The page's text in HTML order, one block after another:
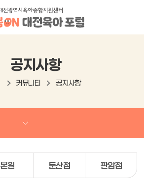
공지사항
커뮤니티 공지사항
본원 둔산점 판암점